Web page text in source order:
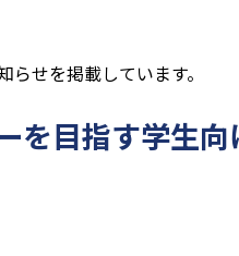
せを掲載しています。
を目指す学生